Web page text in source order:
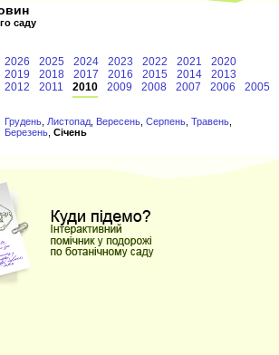
саду
2026 2025 2024 2023 2022 2021
2020
2019
2018 2017 2016 2015 2014
2013
2012
2011 2010 2009 2008 2007 2006 2005
Грудень Листопад Вересень Серпень Травень
Березень Січень